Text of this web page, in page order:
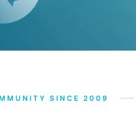
SINCE 2009